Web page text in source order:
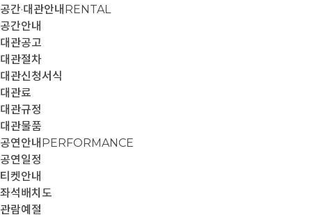
공간·대관안내 RENTAL
공간안내
대관공고
대관절차
대관신청서식
대관료
대관규정
대관물품
공연안내 PERFORMANCE
공연일정
티켓안내
좌석배치도
관람예절